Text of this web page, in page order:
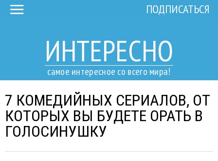
ИНТЕРЕСНО
самое интересное со всего мира!
ПОДПИСАТЬСЯ
7 КОМЕДИЙНЫХ СЕРИАЛОВ, ОТ
КОТОРЫХ ВЫ БУДЕТЕ ОРАТЬ В
ГОЛОСИНУШКУ